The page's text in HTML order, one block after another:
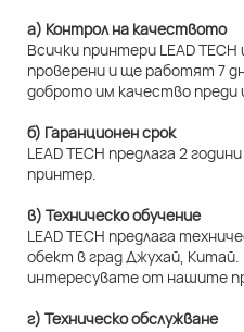
а) Контрол на качеството
Всички принтери LEAD
проверени и ще работят 7
доброто им качество преди
б) Гаранционен срок
LEAD TECH предлага 2
принтер.
в) Техническо обучение
LEAD TECH предлага
обект в град Джухай,
интересувате от нашите
г) Техническо обслужване